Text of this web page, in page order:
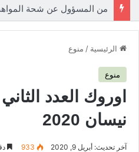
الرئيسية / منوع
منوع
اوروك العدد
نيسان 2020
آخر تحديث: أبريل 9, 2020 933